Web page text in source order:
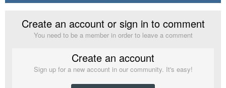
Create an account or sign in to comment
You need to be a member in order to leave a comment
Create an account
Sign up for a new account in our community. It's easy!